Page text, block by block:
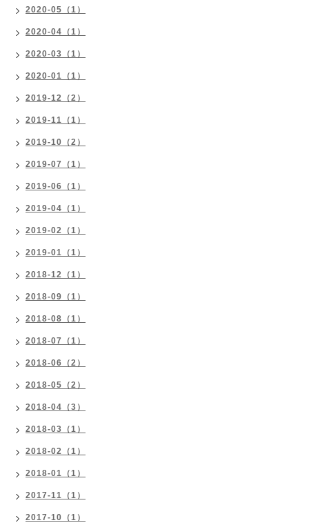
2020-05（1）
2020-04（1）
2020-03（1）
2020-01（1）
2019-12（2）
2019-11（1）
2019-10（2）
2019-07（1）
2019-06（1）
2019-04（1）
2019-02（1）
2019-01（1）
2018-12（1）
2018-09（1）
2018-08（1）
2018-07（1）
2018-06（2）
2018-05（2）
2018-04（3）
2018-03（1）
2018-02（1）
2018-01（1）
2017-11（1）
2017-10（1）